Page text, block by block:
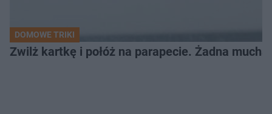
DOMOWE TRIKI
Zwilż kartkę i połóż na parapecie. Żadna